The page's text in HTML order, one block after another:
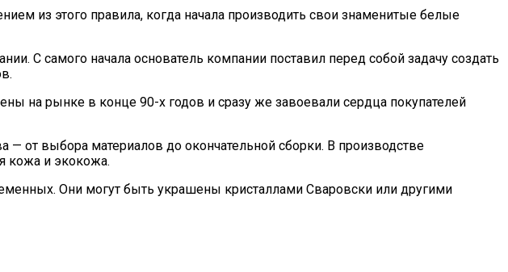
из этого правила, когда начала производить свои знаменитые белые
С самого начала основатель компании поставил перед собой задачу создать
на рынке в конце 90-х годов и сразу же завоевали сердца покупателей
— от выбора материалов до окончательной сборки. В производстве
кожа и экокожа.
Они могут быть украшены кристаллами Сваровски или другими